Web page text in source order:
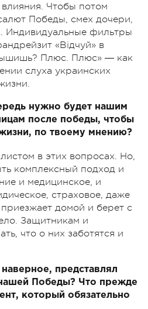
Чтобы потом
Победы, смех дочери,
Индивидуальные фильтры
«Відчуй» в
Плюс. Плюс» ― как
слуха украинских
нужно будет нашим
после победы, чтобы
по твоему мнению?
в этих вопросах. Но,
комплексный подход и
и медицинское, и
страховое, даже
домой и берет с
Защитникам и
что о них заботятся и
представлял
Победы? Что прежде
который обязательно